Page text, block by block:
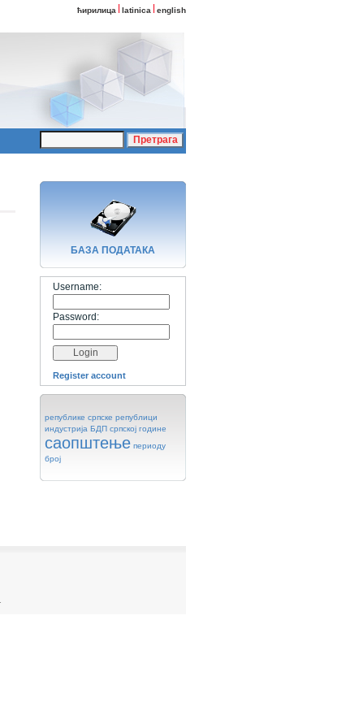
ћирилица latinica english
БАЗA ПОДАТАКА
Username:
Password:
Register account
републике српске републици
индустрија БДП српској године
саопштење периоду
број